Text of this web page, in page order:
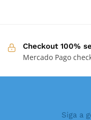
Checkout 100%
Mercado Pago
Siga a